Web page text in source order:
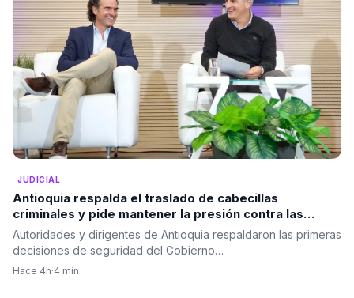
JUDICIAL
Antioquia respalda el traslado de cabecillas
criminales y pide mantener la presión contra las
estructuras ilegales
Autoridades y dirigentes de Antioquia respaldaron las primeras
decisiones de seguridad del Gobierno…
Hace 4h·4 min